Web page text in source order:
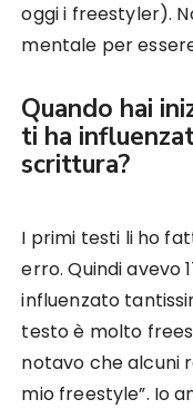
oggi i freestyler).
mentale per
Quando hai
ti ha
scrittura?
I primi testi li ho
erro. Quindi avevo
influenzato
testo è molto
notavo che alcuni
mio freestyle”. Io